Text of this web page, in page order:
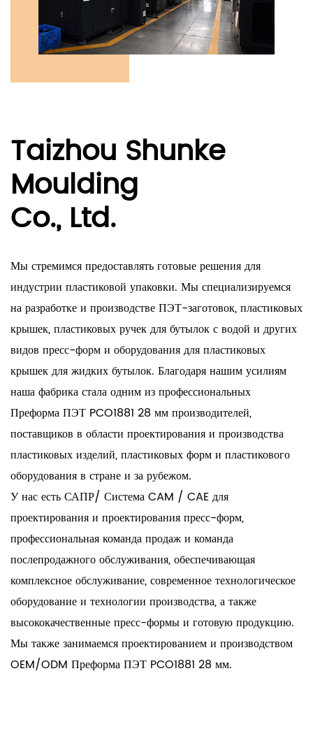
Taizhou Shunke
Moulding
Co., Ltd.
Мы стремимся предоставлять готовые решения для
индустрии пластиковой упаковки. Мы специализируемся
на разработке и производстве ПЭТ-заготовок, пластиковых
крышек, пластиковых ручек для бутылок с водой и других
видов пресс-форм и оборудования для пластиковых
крышек для жидких бутылок. Благодаря нашим усилиям
наша фабрика стала одним из профессиональных
Преформа ПЭТ PCO1881 28 мм производителей,
поставщиков в области проектирования и производства
пластиковых изделий, пластиковых форм и пластикового
оборудования в стране и за рубежом.
У нас есть САПР/ Система CAM / CAE для
проектирования и проектирования пресс-форм,
профессиональная команда продаж и команда
послепродажного обслуживания, обеспечивающая
комплексное обслуживание, современное технологическое
оборудование и технологии производства, а также
высококачественные пресс-формы и готовую продукцию.
Мы также занимаемся проектированием и производством
OEM/ODM Преформа ПЭТ PCO1881 28 мм.